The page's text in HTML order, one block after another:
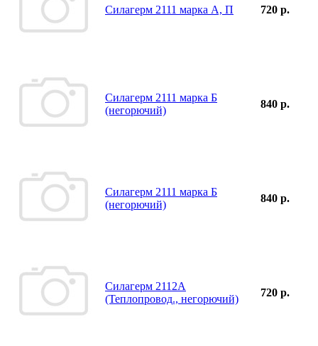
Силагерм 2111 марка А, П 720 р.
Силагерм 2111 марка Б
(негорючий)
840 р.
Силагерм 2111 марка Б
(негорючий)
840 р.
Силагерм 2112А
(Теплопровод., негорючий)
720 р.